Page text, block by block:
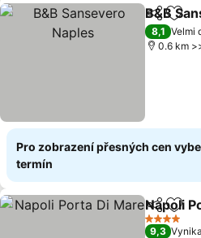
Sdílet
B&B
8,1 Velmi
0.6 km
Pro zobrazení přesných cen
termín
Sdílet
Napoli
4 Počet
9,3